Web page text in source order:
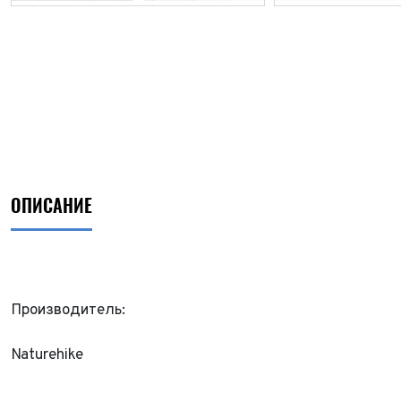
ОПИСАНИЕ
Производитель:
Naturehike